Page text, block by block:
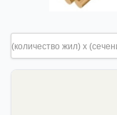
(количество жил) х